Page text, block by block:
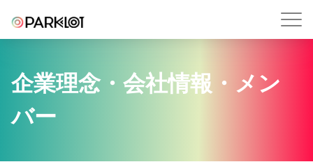
企業理念・会社情報・メン
バー